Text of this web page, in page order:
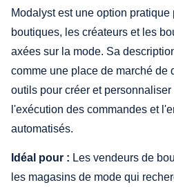
Modalyst est une option
boutiques, les créateurs et les
axées sur la mode. Sa
comme une place de marché de
outils pour créer et
l'exécution des commandes et
automatisés.
Idéal pour : Les vendeurs de
les magasins de mode qui